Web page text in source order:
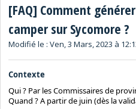
[FAQ] Comment
camper sur Sycomore ?
Modifié le : Ven, 3 Mars, 2023 à
Contexte
Qui ? Par les Commissaires de
Quand ? A partir de juin (dès la